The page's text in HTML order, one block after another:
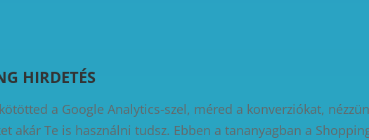
HIRDETÉS
a Google Analytics-szel, méred a konverziókat,
akár Te is használni tudsz. Ebben a tananyagban a